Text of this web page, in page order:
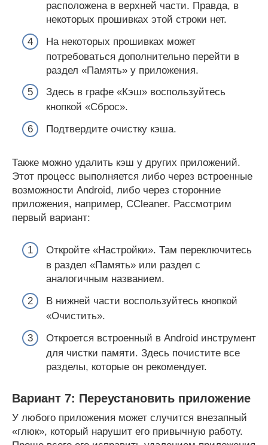
расположена в верхней части. Правда, в
некоторых прошивках этой строки нет.
На некоторых прошивках может
потребоваться дополнительно перейти в
раздел «Память» у приложения.
Здесь в графе «Кэш» воспользуйтесь
кнопкой «Сброс».
Подтвердите очистку кэша.
Также можно удалить кэш у других приложений.
Этот процесс выполняется либо через встроенные
возможности Android, либо через сторонние
приложения, например, CCleaner. Рассмотрим
первый вариант:
Откройте «Настройки». Там переключитесь
в раздел «Память» или раздел с
аналогичным названием.
В нижней части воспользуйтесь кнопкой
«Очистить».
Откроется встроенный в Android инструмент
для чистки памяти. Здесь почистите все
разделы, которые он рекомендует.
Вариант 7: Переустановить приложение
У любого приложения может случится внезапный
«глюк», который нарушит его привычную работу.